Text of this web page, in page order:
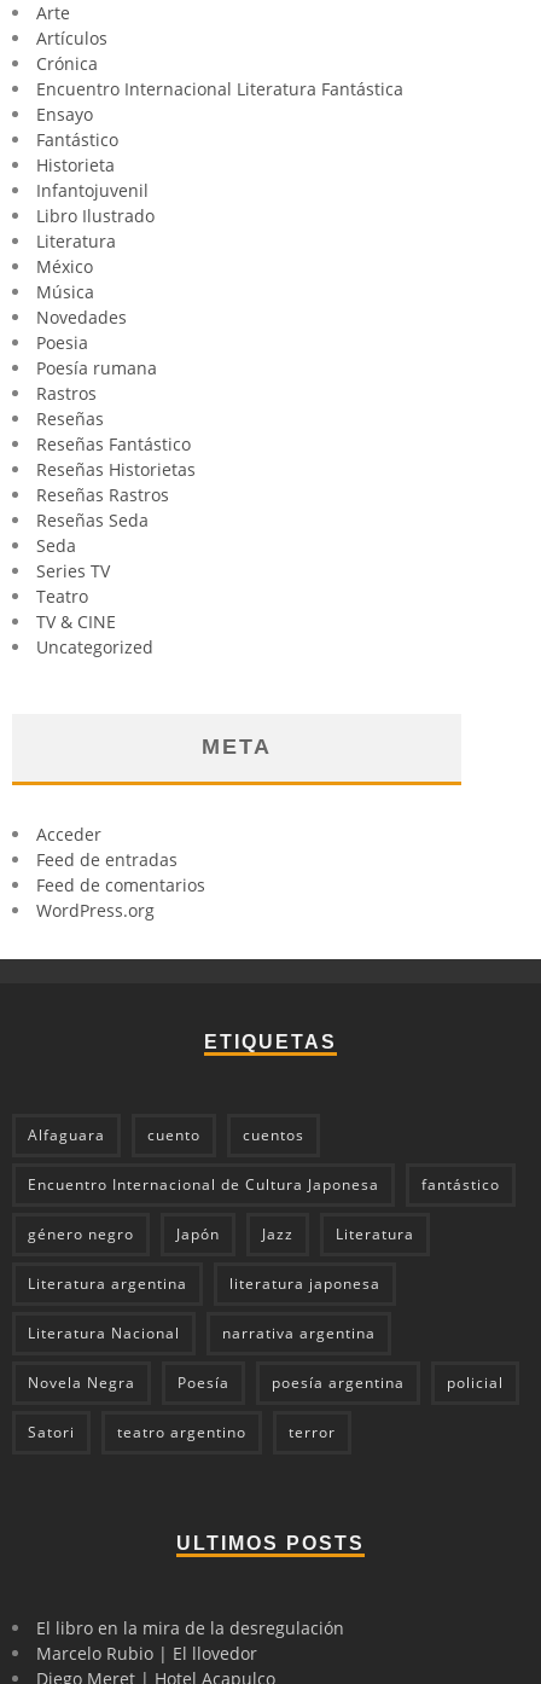
Arte
Artículos
Crónica
Encuentro Internacional Literatura Fantástica
Ensayo
Fantástico
Historieta
Infantojuvenil
Libro Ilustrado
Literatura
México
Música
Novedades
Poesia
Poesía rumana
Rastros
Reseñas
Reseñas Fantástico
Reseñas Historietas
Reseñas Rastros
Reseñas Seda
Seda
Series TV
Teatro
TV & CINE
Uncategorized
META
Acceder
Feed de entradas
Feed de comentarios
WordPress.org
ETIQUETAS
Alfaguara cuento cuentos
Encuentro Internacional de Cultura Japonesa fantástico
género negro Japón Jazz Literatura
Literatura argentina literatura japonesa
Literatura Nacional narrativa argentina
Novela Negra Poesía poesía argentina policial
Satori teatro argentino terror
ULTIMOS POSTS
El libro en la mira de la desregulación
Marcelo Rubio | El llovedor
Diego Meret | Hotel Acapulco